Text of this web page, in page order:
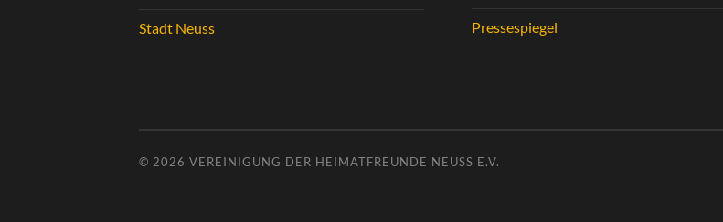
Stadt Neuss Pressespiegel
© 2026 VEREINIGUNG DER HEIMATFREUNDE NEUSS E.V.